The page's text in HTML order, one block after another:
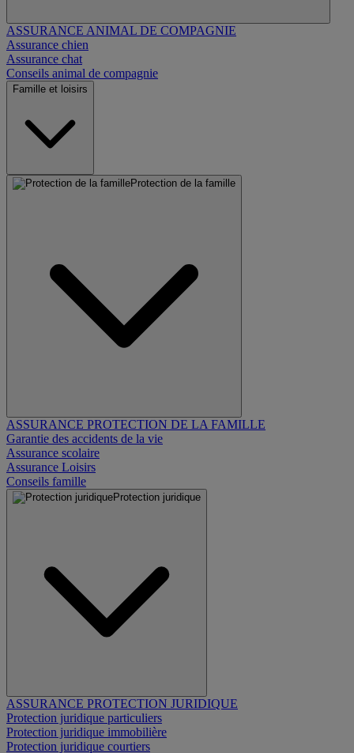
ASSURANCE ANIMAL DE COMPAGNIE
Assurance chien
Assurance chat
Conseils animal de compagnie
Famille et loisirs
Protection de la famille
ASSURANCE PROTECTION DE LA FAMILLE
Garantie des accidents de la vie
Assurance scolaire
Assurance Loisirs
Conseils famille
Protection juridique
ASSURANCE PROTECTION JURIDIQUE
Protection juridique particuliers
Protection juridique immobilière
Protection juridique courtiers